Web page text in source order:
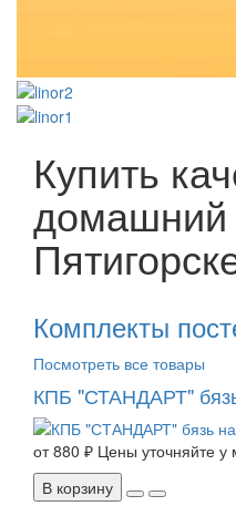
Купить
домашний
Комплекты
Посмотреть все товары
КПБ "СТАНДАРТ"
от 880 ₽ Цены уточняйте у
В корзину